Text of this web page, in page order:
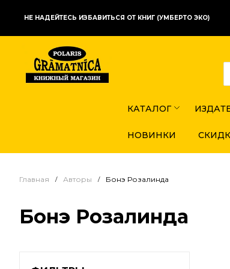
НЕ НАДЕЙТЕСЬ ИЗБАВИТЬСЯ ОТ КНИГ (УМБЕРТО ЭКО)
КАТАЛОГ
НОВИНКИ
Главная Авторы Бонэ Розалинда
Бонэ Розалинда